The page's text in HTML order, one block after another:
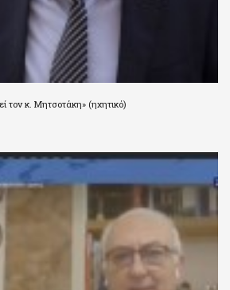
τον κ. Μητσοτάκη» (ηχητικό)